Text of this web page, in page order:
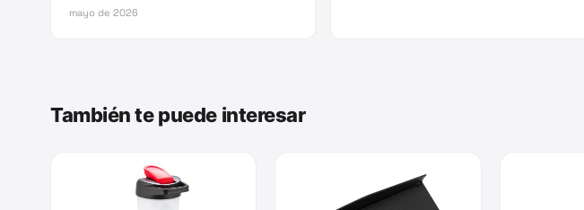
mayo de 2026
También te puede interesar